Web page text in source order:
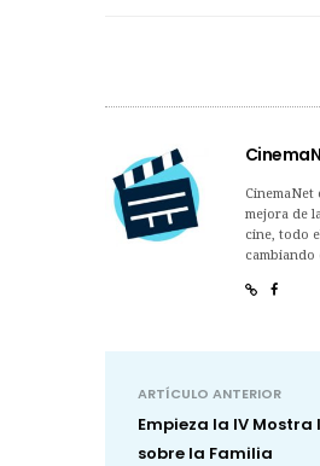
mejora de
cine, todo
cambiando
ARTÍCULO ANTERIOR
Empieza la IV
sobre la Familia